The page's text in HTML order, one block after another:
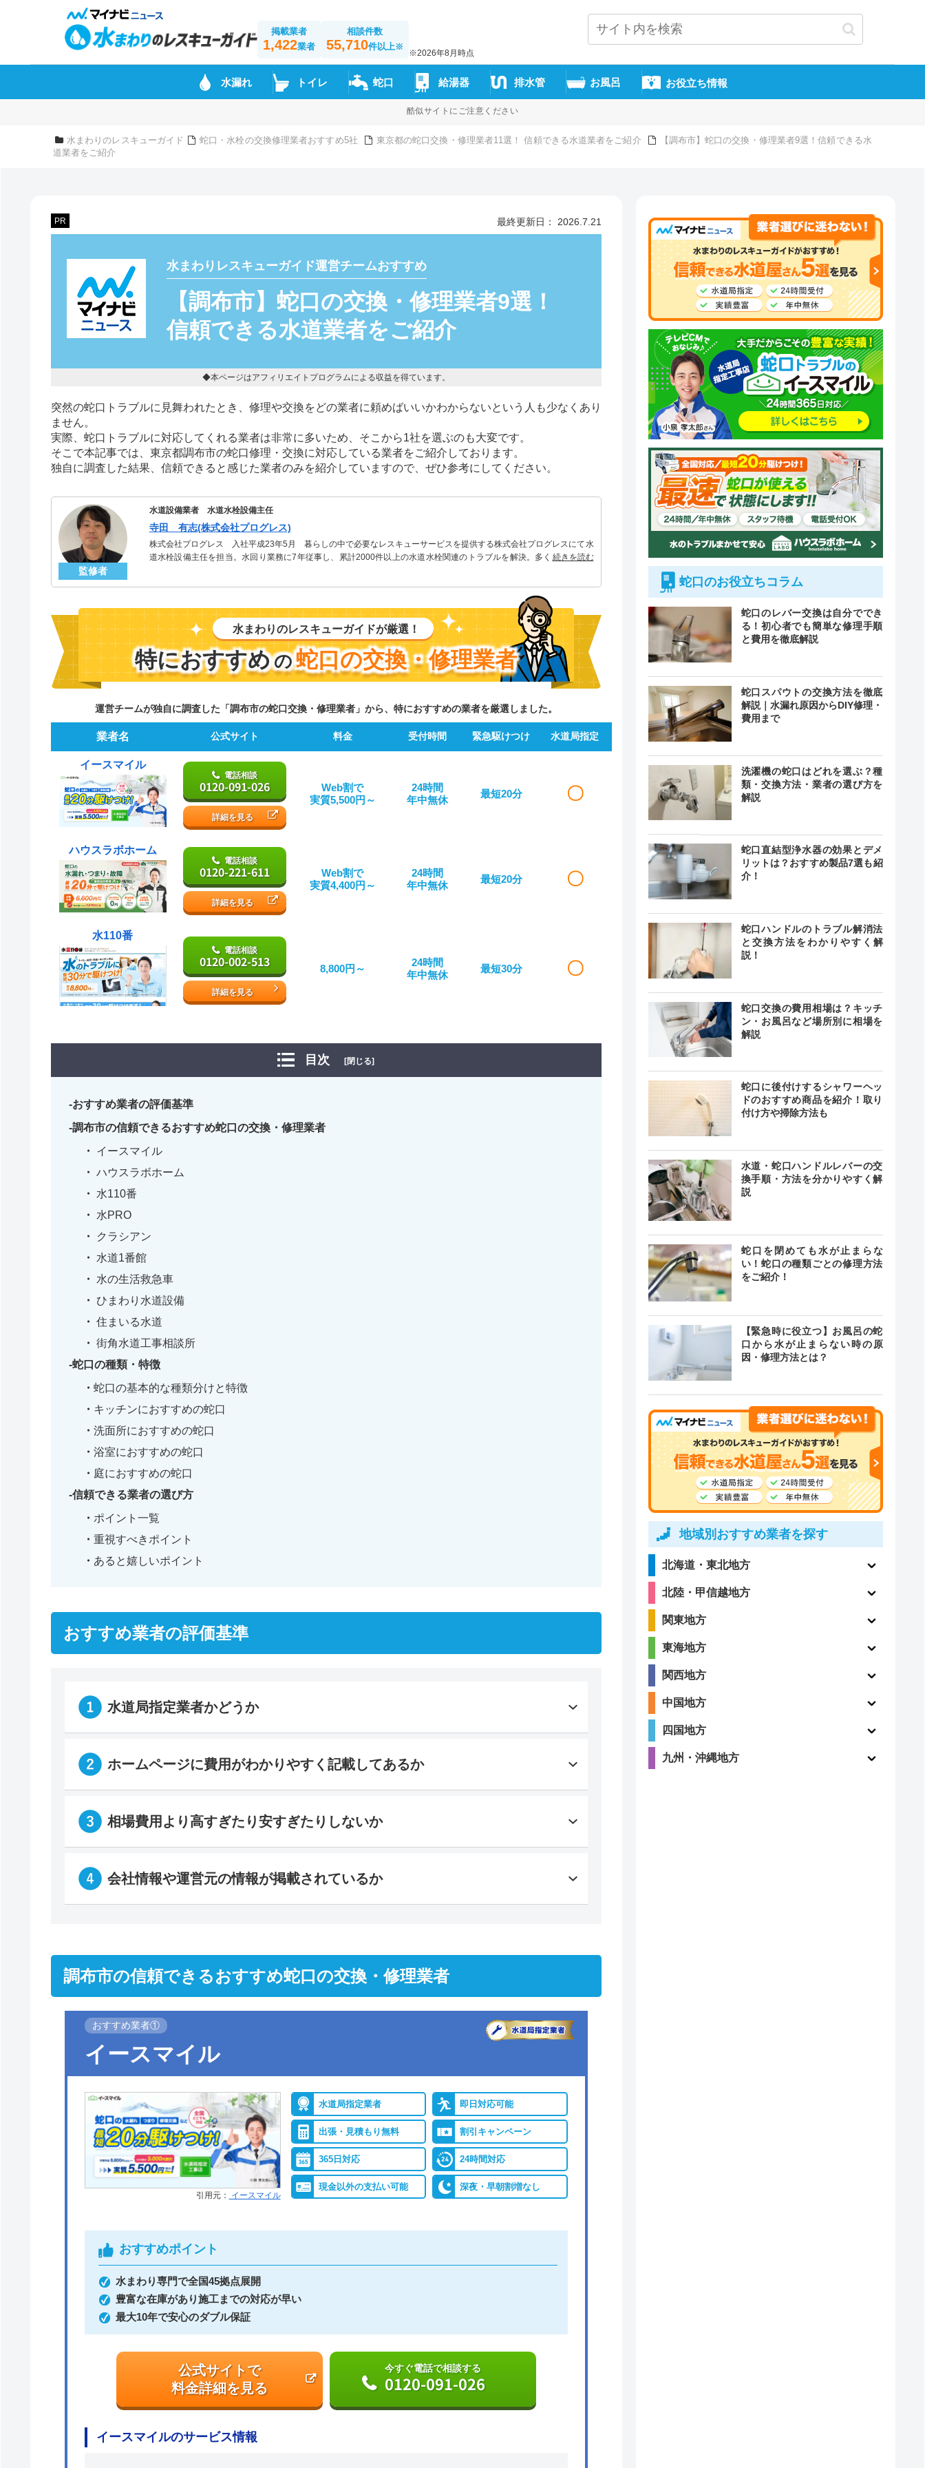
掲載業者
1,422業者
相談件数
55,710件以上※
※2026年8月時点
水漏れ トイレ 蛇口 給湯器 排水管 お風呂 お役立ち情報
酷似サイトにご注意ください
水まわりのレスキューガイド 蛇口・水栓の交換修理業者おすすめ5社 東京都の蛇口交換・修理業者11選！ 信頼できる水道業者をご紹介
【調布市】蛇口の交換・修理業者9選！信頼できる水
道業者をご紹介
PR 最終更新日： 2026.7.21
水まわりレスキューガイド運営チームおすすめ
【調布市】蛇口の交換・修理業者9選！
信頼できる水道業者をご紹介
◆本ページはアフィリエイトプログラムによる収益を得ています。
突然の蛇口トラブルに見舞われたとき、修理や交換をどの業者に頼めばいいかわからないという人も少なくあり
ません。
実際、蛇口トラブルに対応してくれる業者は非常に多いため、そこから1社を選ぶのも大変です。
そこで本記事では、東京都調布市の蛇口修理・交換に対応している業者をご紹介しております。
独自に調査した結果、信頼できると感じた業者のみを紹介していますので、ぜひ参考にしてください。
監修者
水道設備業者 水道水栓設備主任
寺田 有志(株式会社プログレス)
株式会社プログレス 入社平成23年5月 暮らしの中で必要なレスキューサービスを提供する株式会社プログレスにて水
道水栓設備主任を担当。水回り業務に7年従事し、累計2000件以上の水道水栓関連のトラブルを解決。多くのお客様に
続きを読む
水まわりのレスキューガイドが厳選！
特におすすめの蛇口の交換・修理業者
運営チームが独自に調査した「調布市の蛇口交換・修理業者」から、特におすすめの業者を厳選しました。
業者名 公式サイト 料金 受付時間 緊急駆けつけ 水道局指定
イースマイル
電話相談
0120-091-026
詳細を見る
Web割で
実質5,500円～
24時間
年中無休
最短20分 〇
ハウスラボホーム
電話相談
0120-221-611
詳細を見る
Web割で
実質4,400円～
24時間
年中無休
最短20分 〇
水110番
電話相談
0120-002-513
詳細を見る
8,800円～
24時間
年中無休
最短30分 〇
目次 [閉じる]
おすすめ業者の評価基準
調布市の信頼できるおすすめ蛇口の交換・修理業者
イースマイル
ハウスラボホーム
水110番
水PRO
クラシアン
水道1番館
水の生活救急車
ひまわり水道設備
住まいる水道
街角水道工事相談所
蛇口の種類・特徴
蛇口の基本的な種類分けと特徴
キッチンにおすすめの蛇口
洗面所におすすめの蛇口
浴室におすすめの蛇口
庭におすすめの蛇口
信頼できる業者の選び方
ポイント一覧
重視すべきポイント
あると嬉しいポイント
おすすめ業者の評価基準
水道局指定業者かどうか
ホームページに費用がわかりやすく記載してあるか
相場費用より高すぎたり安すぎたりしないか
会社情報や運営元の情報が掲載されているか
調布市の信頼できるおすすめ蛇口の交換・修理業者
おすすめ業者①
イースマイル
引用元： イースマイル
水道局指定業者 即日対応可能
出張・見積もり無料 割引キャンペーン
365日対応 24時間対応
現金以外の支払い可能 深夜・早朝割増なし
おすすめポイント
水まわり専門で全国45拠点展開
豊富な在庫があり施工までの対応が早い
最大10年で安心のダブル保証
公式サイトで
料金詳細を見る
今すぐ電話で相談する
0120-091-026
イースマイルのサービス情報
蛇口のお役立ちコラム
蛇口のレバー交換は自分ででき
る！初心者でも簡単な修理手順
と費用を徹底解説
蛇口スパウトの交換方法を徹底
解説｜水漏れ原因からDIY修理・
費用まで
洗濯機の蛇口はどれを選ぶ？種
類・交換方法・業者の選び方を
解説
蛇口直結型浄水器の効果とデメ
リットは？おすすめ製品7選も紹
介！
蛇口ハンドルのトラブル解消法
と交換方法をわかりやすく解
説！
蛇口交換の費用相場は？キッチ
ン・お風呂など場所別に相場を
解説
蛇口に後付けするシャワーヘッ
ドのおすすめ商品を紹介！取り
付け方や掃除方法も
水道・蛇口ハンドルレバーの交
換手順・方法を分かりやすく解
説
蛇口を閉めても水が止まらな
い！蛇口の種類ごとの修理方法
をご紹介！
【緊急時に役立つ】お風呂の蛇
口から水が止まらない時の原
因・修理方法とは？
地域別おすすめ業者を探す
北海道・東北地方
北陸・甲信越地方
関東地方
東海地方
関西地方
中国地方
四国地方
九州・沖縄地方